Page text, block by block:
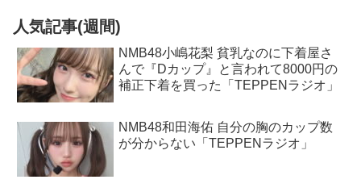
人気記事(週間)
NMB48小嶋花梨 貧乳なのに下着屋さ
んで『Dカップ』と言われて8000円の
補正下着を買った「TEPPENラジオ」
NMB48和田海佑 自分の胸のカップ数
が分からない「TEPPENラジオ」